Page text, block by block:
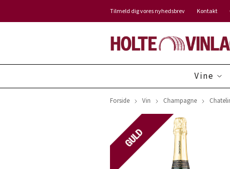
Tilmeld dig vores nyhedsbrev Kontakt
Vine
Forside Vin Champagne